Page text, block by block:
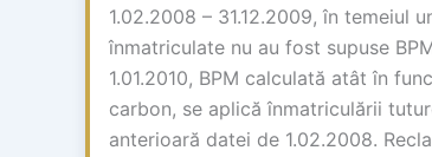
1.02.2008 – 31.12.2009, în
înmatriculate nu au fost supuse
1.01.2010, BPM calculată atât în
carbon, se aplică înmatriculării
anterioară datei de 1.02.2008.